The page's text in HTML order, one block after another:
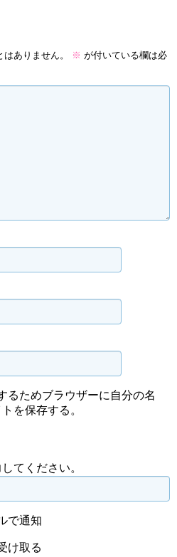
ありません。 ※ が付いている欄は必
るためブラウザーに自分の名
を保存する。
てください。
で通知
け取る